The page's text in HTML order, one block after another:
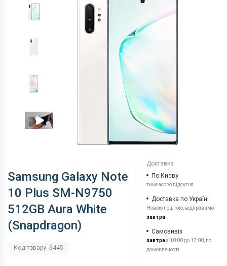
Samsung Galaxy Note
10 Plus SM-N9750
512GB Aura White
(Snapdragon)
Код товару: 6445
Доставка
По Києву
тимчасово відсутня
Доставка по Україні
Новою поштою, відправимо
завтра
Самовивіз
завтраз 10:00 до 17:00, по
домовленості